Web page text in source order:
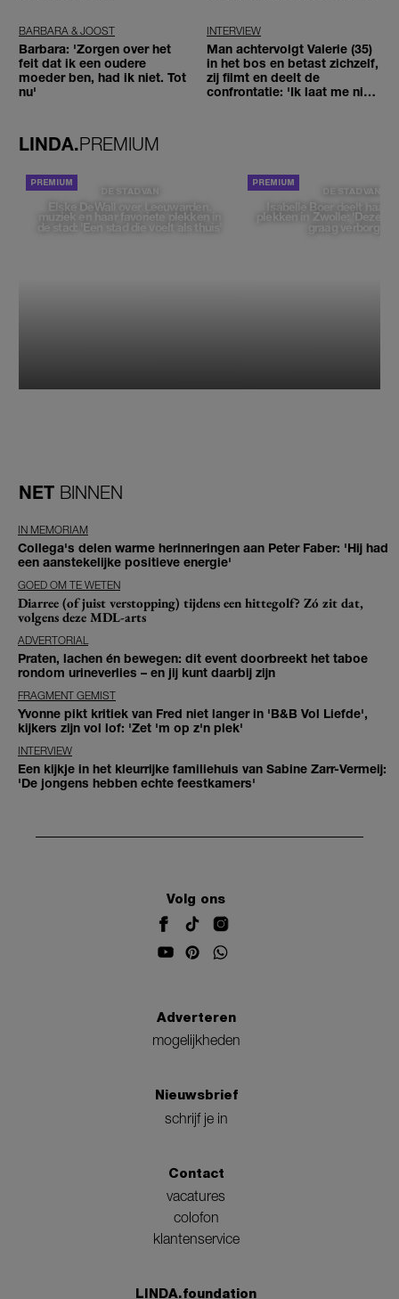
BARBARA & JOOST
Barbara: 'Zorgen over het
feit dat ik een oudere
moeder ben, had ik niet. Tot
nu'
INTERVIEW
Man achtervolgt Valerie (35)
in het bos en betast zichzelf,
zij filmt en deelt de
confrontatie: 'Ik laat me niet
LINDA.PREMIUM
DE STAD VAN
Elske DeWall over Leeuwarden,
muziek en haar favoriete plekken in
de stad: 'Een stad die voelt als thuis'
DE STAD VAN
Isabelle Boer deelt haar
plekken in Zwolle: 'Deze
graag verborgen'
NET BINNEN
IN MEMORIAM
Collega's delen warme herinneringen aan Peter Faber: 'Hij had
een aanstekelijke positieve energie'
GOED OM TE WETEN
Diarree (of juist verstopping) tijdens een hittegolf? Zó zit dat,
volgens deze MDL-arts
ADVERTORIAL
Praten, lachen én bewegen: dit event doorbreekt het taboe
rondom urineverlies – en jij kunt daarbij zijn
FRAGMENT GEMIST
Yvonne pikt kritiek van Fred niet langer in 'B&B Vol Liefde',
kijkers zijn vol lof: 'Zet 'm op z'n plek'
INTERVIEW
Een kijkje in het kleurrijke familiehuis van Sabine Zarr-Vermeij:
'De jongens hebben echte feestkamers'
Volg ons
Adverteren
mogelijkheden
Nieuwsbrief
schrijf je in
Contact
vacatures
colofon
klantenservice
LINDA.foundation